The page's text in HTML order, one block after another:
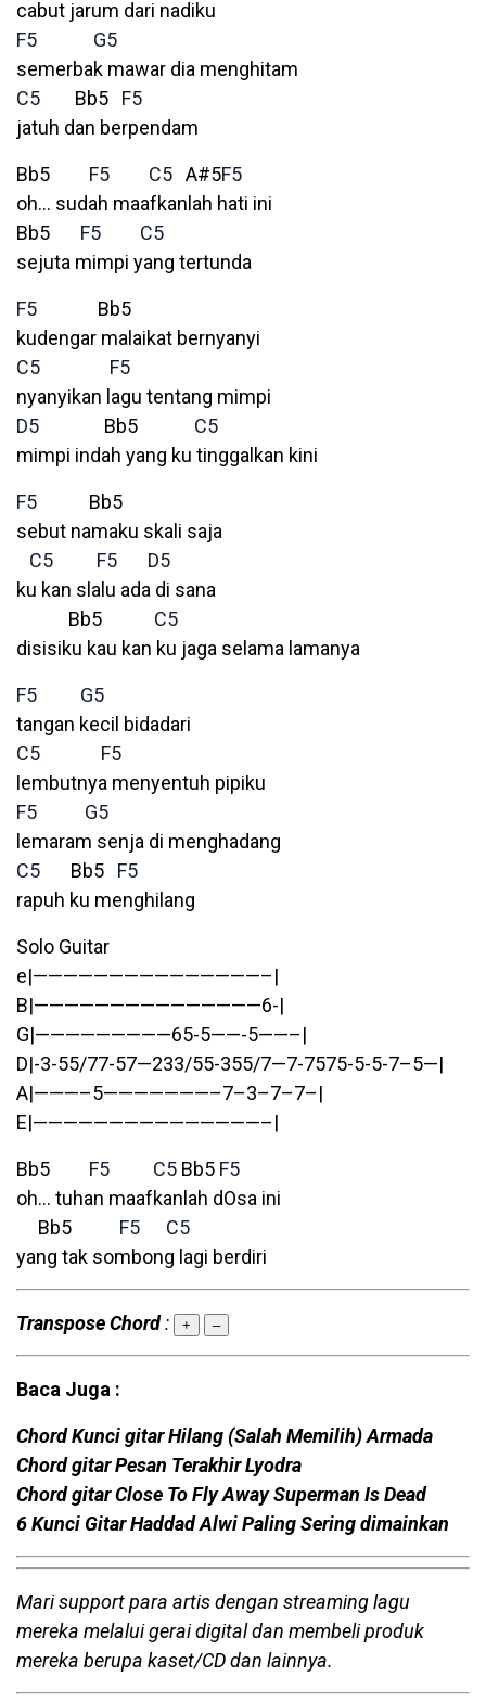
cabut jarum dari nadiku
F5
G5
semerbak mawar dia menghitam
C5 Bb5 F5
jatuh dan berpendam
Bb5 F5 C5 A#5F5
oh… sudah maafkanlah hati ini
Bb5 F5
C5
sejuta mimpi yang tertunda
F5 Bb5
kudengar malaikat bernyanyi
C5
F5
nyanyikan lagu tentang mimpi
D5 Bb5 C5
mimpi indah yang ku tinggalkan kini
F5 Bb5
sebut namaku skali saja
C5
F5
D5
ku kan slalu ada di sana
Bb5 C5
disisiku kau kan ku jaga selama lamanya
F5
G5
tangan kecil bidadari
C5
F5
lembutnya menyentuh pipiku
F5
G5
lemaram senja di menghadang
C5 Bb5 F5
rapuh ku menghilang
Solo Guitar
e|———————————————–|
B|———————————————6-|
G|—————————65-5——-5——–|
D|-3-55/77-57—233/55-355/7—7-7575-5-5-7–5—|
A|———–5———————–7–3–7–7–|
E|———————————————–|
Bb5 F5 C5 Bb5 F5
oh… tuhan maafkanlah dOsa ini
Bb5 F5
C5
yang tak sombong lagi berdiri
Transpose Chord: + –
Baca Juga :
Chord Kunci gitar Hilang (Salah Memilih) Armada
Chord gitar Pesan Terakhir Lyodra
Chord gitar Close To Fly Away Superman Is Dead
6 Kunci Gitar Haddad Alwi Paling Sering dimainkan
Mari support para artis dengan streaming lagu
mereka melalui gerai digital dan membeli produk
mereka berupa kaset/CD dan lainnya.